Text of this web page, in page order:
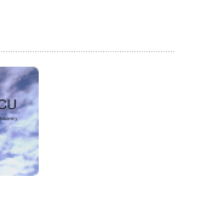
測或服務學習，共